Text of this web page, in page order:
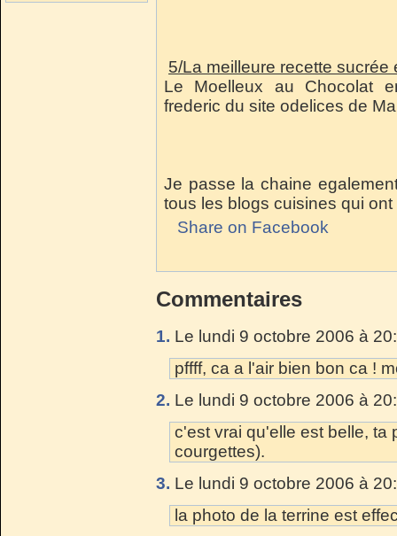
5/La meilleure recette sucrée
Le Moelleux au Chocolat
frederic du site odelices de
Je passe la chaine
tous les blogs cuisines qui
Share on Facebook
Commentaires
1. Le lundi 9 octobre 2006 à
pffff, ca a l'air bien bon ca !
2. Le lundi 9 octobre 2006 à
c'est vrai qu'elle est belle, ta
courgettes).
3. Le lundi 9 octobre 2006 à
la photo de la terrine est